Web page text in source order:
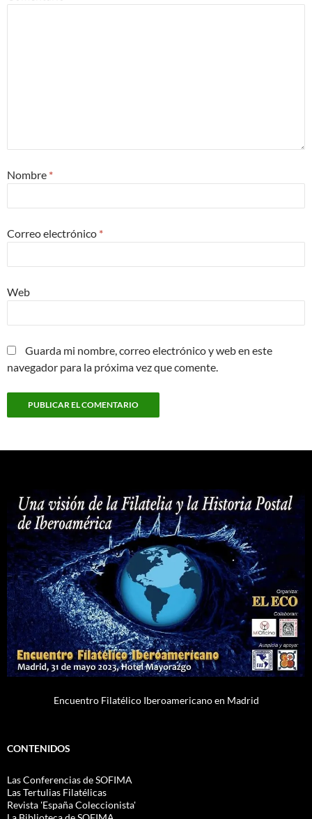
Nombre *
Correo electrónico *
Web
Guarda mi nombre, correo electrónico y web en este
navegador para la próxima vez que comente.
Encuentro Filatélico Iberoamericano en Madrid
CONTENIDOS
Las Conferencias de SOFIMA
Las Tertulias Filatélicas
Revista 'España Coleccionista'